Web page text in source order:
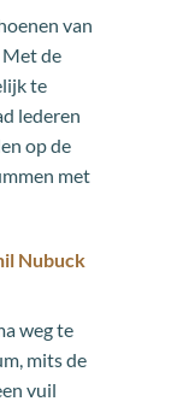
van
de
te
lederen
op de
met
Nubuck
weg te
mits de
vuil